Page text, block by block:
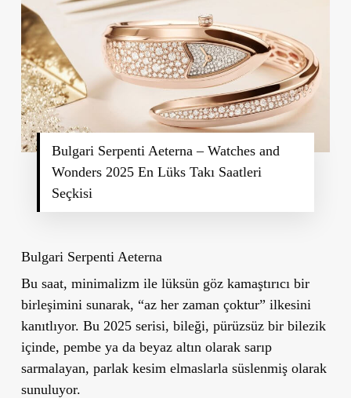
Bulgari Serpenti Aeterna – Watches and
Wonders 2025 En Lüks Takı Saatleri
Seçkisi
Bulgari Serpenti Aeterna
Bu saat, minimalizm ile lüksün göz kamaştırıcı bir
birleşimini sunarak, “az her zaman çoktur” ilkesini
kanıtlıyor. Bu 2025 serisi, bileği, pürüzsüz bir bilezik
içinde, pembe ya da beyaz altın olarak sarıp
sarmalayan, parlak kesim elmaslarla süslenmiş olarak
sunuluyor.